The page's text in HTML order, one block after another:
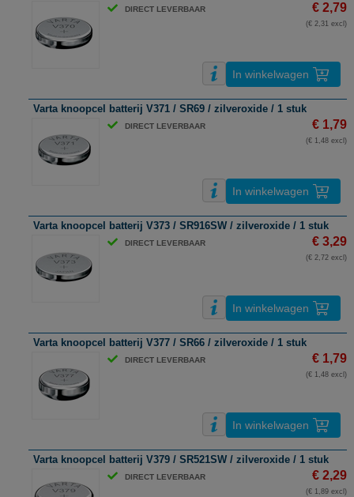
DIRECT LEVERBAAR € 2,79
(€ 2,31 excl)
In winkelwagen
Varta knoopcel batterij V371 / SR69 / zilveroxide / 1 stuk
DIRECT LEVERBAAR € 1,79
(€ 1,48 excl)
In winkelwagen
Varta knoopcel batterij V373 / SR916SW / zilveroxide / 1 stuk
DIRECT LEVERBAAR € 3,29
(€ 2,72 excl)
In winkelwagen
Varta knoopcel batterij V377 / SR66 / zilveroxide / 1 stuk
DIRECT LEVERBAAR € 1,79
(€ 1,48 excl)
In winkelwagen
Varta knoopcel batterij V379 / SR521SW / zilveroxide / 1 stuk
DIRECT LEVERBAAR € 2,29
(€ 1,89 excl)